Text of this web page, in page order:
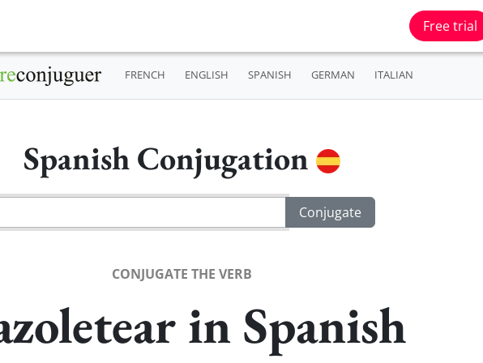
Free trial
FRENCH ENGLISH SPANISH GERMAN ITALIAN
Spanish Conjugation
CONJUGATE THE VERB
in Spanish